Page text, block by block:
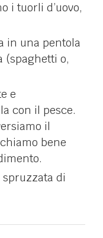
i tuorli d’uovo,
in una pentola
(spaghetti o,
e
con il pesce.
il
bene
di